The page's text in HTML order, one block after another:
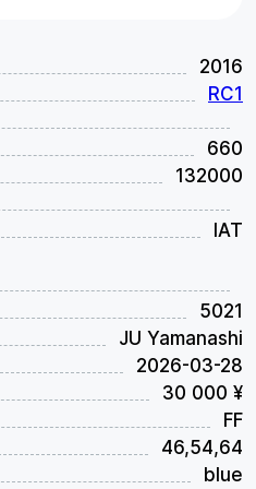
2016
RC1
660
132000
IAT
5021
JU Yamanashi
2026-03-28
30 000 ¥
FF
46,54,64
blue